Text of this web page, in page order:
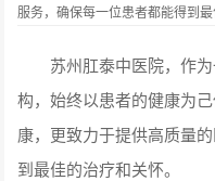
服务，确保每一位患者都能得到最
苏州肛泰中医院，作为
构，始终以患者的健康为
康，更致力于提供高质量
到最佳的治疗和关怀。